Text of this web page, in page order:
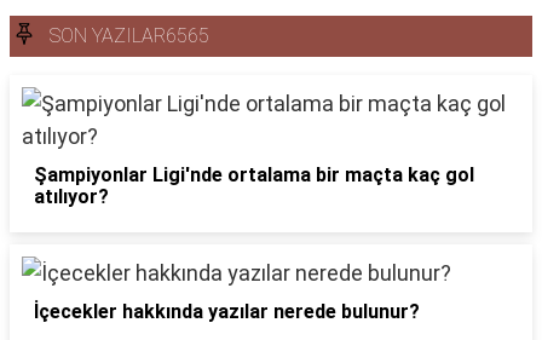
SON YAZILAR6565
Şampiyonlar Ligi'nde ortalama bir maçta kaç gol
atılıyor?
İçecekler hakkında yazılar nerede bulunur?